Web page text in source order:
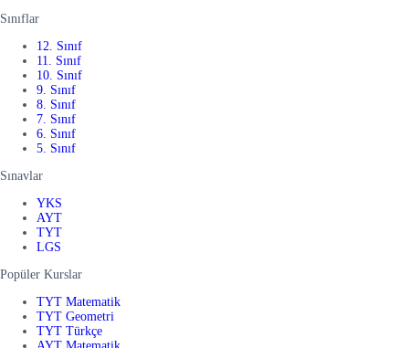
Sınıflar
12. Sınıf
11. Sınıf
10. Sınıf
9. Sınıf
8. Sınıf
7. Sınıf
6. Sınıf
5. Sınıf
Sınavlar
YKS
AYT
TYT
LGS
Popüler Kurslar
TYT Matematik
TYT Geometri
TYT Türkçe